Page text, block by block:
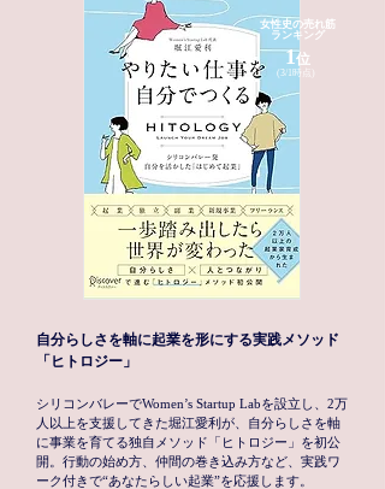
女性史の売れ筋
ランキング
1位
(3/1時点)
自分らしさを軸に起業を形にする実践メソッド
「ヒトロジー」
シリコンバレーでWomen’s Startup Labを設立し、2万
人以上を支援してきた堀江愛利が、自分らしさを軸
に事業を育てる独自メソッド「ヒトロジー」を初公
開。行動の始め方、仲間の巻き込み方など、実践ワ
ーク付きで“あなたらしい起業”を応援します。